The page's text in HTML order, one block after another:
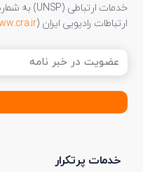
ارتباطات رادیویی ایران (
عضویت
در
خبر
نامه
خدمات پرتکرار